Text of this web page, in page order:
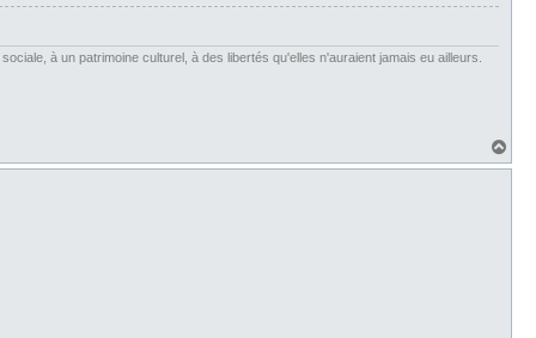
à un patrimoine culturel, à des libertés qu'elles n'auraient jamais eu ailleurs.
a